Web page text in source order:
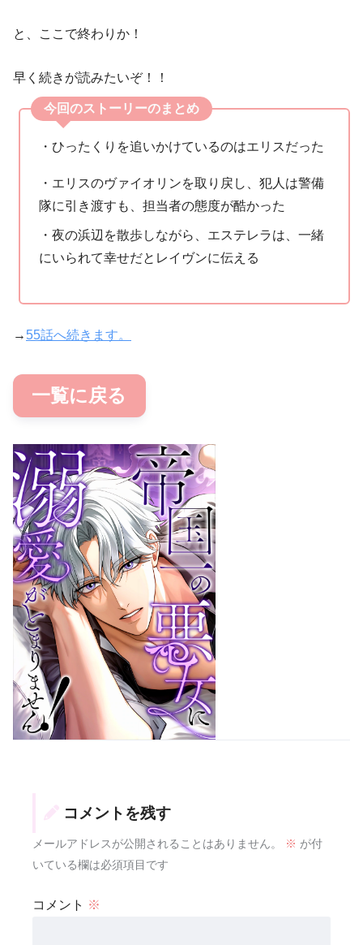
と、ここで終わりか！
早く続きが読みたいぞ！！
今回のストーリーのまとめ
・ひったくりを追いかけているのはエリスだった
・エリスのヴァイオリンを取り戻し、犯人は警備
隊に引き渡すも、担当者の態度が酷かった
・夜の浜辺を散歩しながら、エステレラは、一緒
にいられて幸せだとレイヴンに伝える
→ 55話へ続きます。
一覧に戻る
コメントを残す
メールアドレスが公開されることはありません。 ※ が付
いている欄は必須項目です
コメント ※